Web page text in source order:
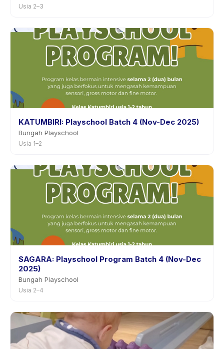
Usia 2–3
KATUMBIRI: Playschool Batch 4 (Nov-Dec 2025)
Bungah Playschool
Usia 1–2
SAGARA: Playschool Program Batch 4 (Nov-Dec
2025)
Bungah Playschool
Usia 2–4